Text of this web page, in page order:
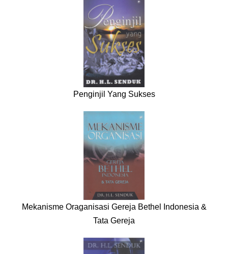
Penginjil Yang Sukses
Mekanisme Oraganisasi Gereja Bethel Indonesia &
Tata Gereja